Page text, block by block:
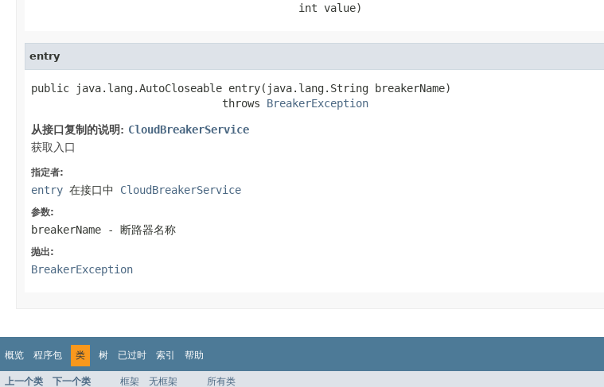
                                          int value)
entry
public java.lang.AutoCloseable entry(java.lang.String breakerName)
                              throws
BreakerException
从接口复制的说明: CloudBreakerService
获取入口
指定者:
entry 在接口中 CloudBreakerService
参数:
breakerName - 断路器名称
抛出:
BreakerException
概览 程序包 类 树 已过时 索引 帮助
上一个类 下一个类 框架 无框架 所有类